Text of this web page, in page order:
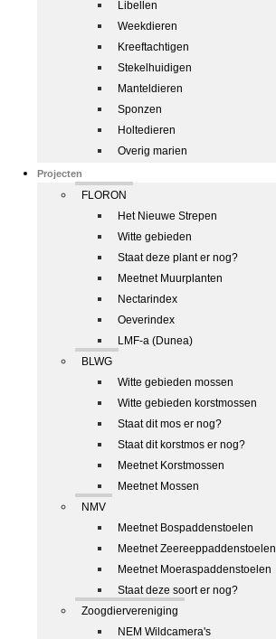
Libellen
Weekdieren
Kreeftachtigen
Stekelhuidigen
Manteldieren
Sponzen
Holtedieren
Overig marien
Projecten
FLORON
Het Nieuwe Strepen
Witte gebieden
Staat deze plant er nog?
Meetnet Muurplanten
Nectarindex
Oeverindex
LMF-a (Dunea)
BLWG
Witte gebieden mossen
Witte gebieden korstmossen
Staat dit mos er nog?
Staat dit korstmos er nog?
Meetnet Korstmossen
Meetnet Mossen
NMV
Meetnet Bospaddenstoelen
Meetnet Zeereeppaddenstoelen
Meetnet Moeraspaddenstoelen
Staat deze soort er nog?
Zoogdiervereniging
NEM Wildcamera's